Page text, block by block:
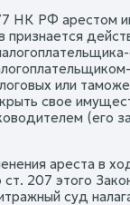
НК РФ арестом
или
свое
(его
ареста в
ст. 207 этого
суд